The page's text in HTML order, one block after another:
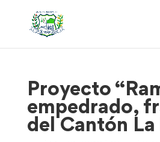
Proyecto
empedrado,
del Cantón La